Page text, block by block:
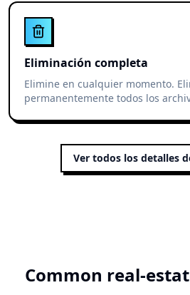
Eliminación completa
Elimine en cualquier momento.
permanentemente todos los
Ver todos los detalles
Common real-